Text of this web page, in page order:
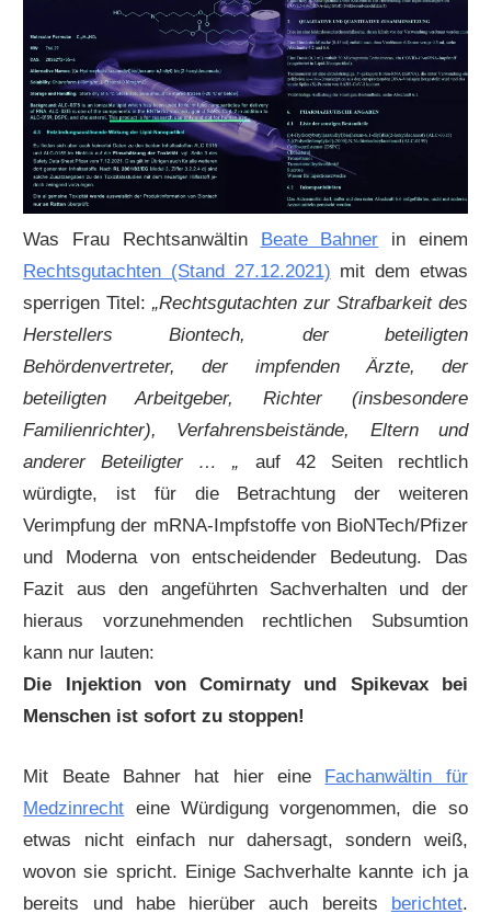
Was Frau Rechtsanwältin Beate Bahner in einem
Rechtsgutachten (Stand 27.12.2021) mit dem etwas
sperrigen Titel:„Rechtsgutachten zur Strafbarkeit des
Herstellers Biontech, der beteiligten
Behördenvertreter, der impfenden Ärzte, der
beteiligten Arbeitgeber, Richter (insbesondere
Familienrichter), Verfahrensbeistände, Eltern und
anderer Beteiligter … „ auf 42 Seiten rechtlich
würdigte, ist für die Betrachtung der weiteren
Verimpfung der mRNA-Impfstoffe von BioNTech/Pfizer
und Moderna von entscheidender Bedeutung. Das
Fazit aus den angeführten Sachverhalten und der
hieraus vorzunehmenden rechtlichen Subsumtion
kann nur lauten:
Die Injektion von Comirnaty und Spikevax bei
Menschen ist sofort zu stoppen!
Mit Beate Bahner hat hier eine Fachanwältin für
Medzinrecht eine Würdigung vorgenommen, die so
etwas nicht einfach nur dahersagt, sondern weiß,
wovon sie spricht. Einige Sachverhalte kannte ich ja
bereits und habe hierüber auch bereits berichtet.